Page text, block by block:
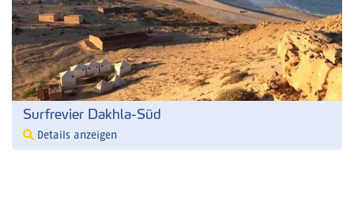
Surfrevier Dakhla-Süd
Details anzeigen